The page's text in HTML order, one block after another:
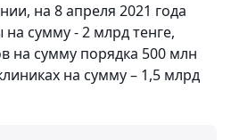
на 8 апреля 2021 года
сумму - 2 млрд тенге,
на сумму порядка 500 млн
на сумму – 1,5 млрд